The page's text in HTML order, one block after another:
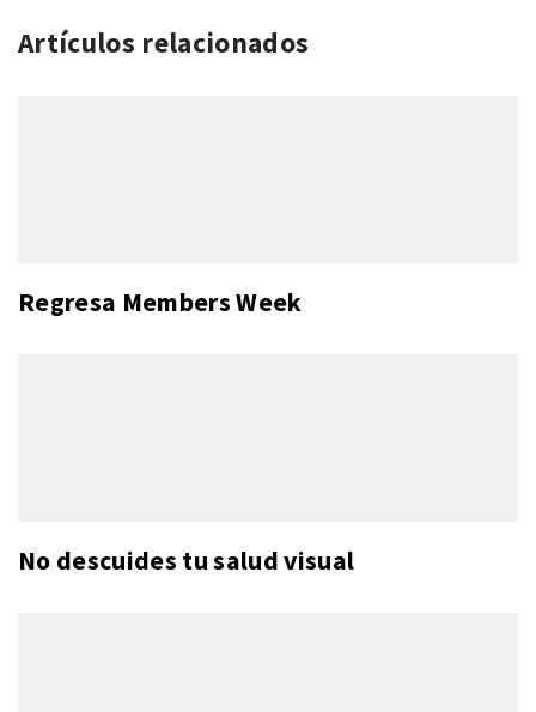
Artículos relacionados
Regresa Members Week
No descuides tu salud visual